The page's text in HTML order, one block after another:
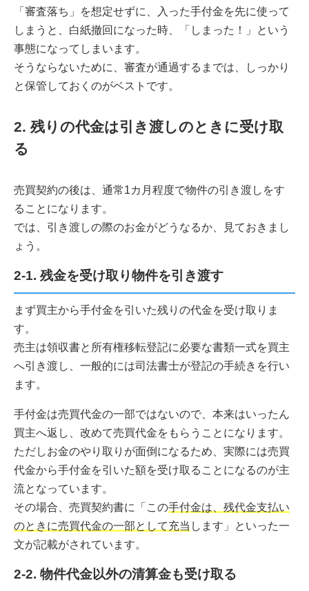
「審査落ち」を想定せずに、入った手付金を先に使って
しまうと、白紙撤回になった時、「しまった！」という
事態になってしまいます。
そうならないために、審査が通過するまでは、しっかり
と保管しておくのがベストです。
2. 残りの代金は引き渡しのときに受け取
る
売買契約の後は、通常1カ月程度で物件の引き渡しをす
ることになります。
では、引き渡しの際のお金がどうなるか、見ておきまし
ょう。
2-1. 残金を受け取り物件を引き渡す
まず買主から手付金を引いた残りの代金を受け取りま
す。
売主は領収書と所有権移転登記に必要な書類一式を買主
へ引き渡し、一般的には司法書士が登記の手続きを行い
ます。
手付金は売買代金の一部ではないので、本来はいったん
買主へ返し、改めて売買代金をもらうことになります。
ただしお金のやり取りが面倒になるため、実際には売買
代金から手付金を引いた額を受け取ることになるのが主
流となっています。
その場合、売買契約書に「この手付金は、残代金支払い
のときに売買代金の一部として充当 します」といった一
文が記載がされています。
2-2. 物件代金以外の清算金も受け取る